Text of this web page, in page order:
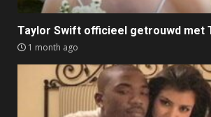
Taylor Swift officieel getrouwd met
1 month ago